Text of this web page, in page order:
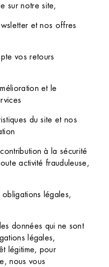
sur notre site,
et nos offres
vos retours
et le
du site et nos
à la sécurité
activité frauduleuse,
légales,
données qui ne sont
légales,
légitime, pour
nous vous